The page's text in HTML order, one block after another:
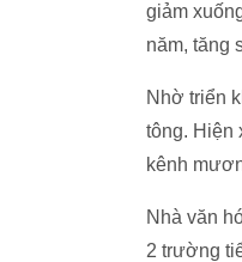
giảm
năm, tăng
Nhờ triển
tông. Hiện
kênh
Nhà văn
2 trường